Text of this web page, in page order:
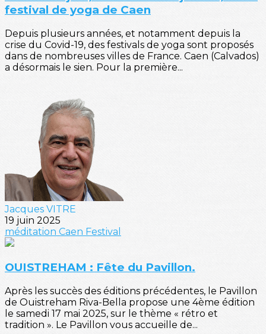
festival de yoga de Caen
Depuis plusieurs années, et notamment depuis la
crise du Covid-19, des festivals de yoga sont proposés
dans de nombreuses villes de France. Caen (Calvados)
a désormais le sien. Pour la première...
Jacques VITRE
19 juin 2025
méditation Caen Festival
OUISTREHAM : Fête du Pavillon.
Après les succès des éditions précédentes, le Pavillon
de Ouistreham Riva-Bella propose une 4ème édition
le samedi 17 mai 2025, sur le thème « rétro et
tradition ». Le Pavillon vous accueille de...